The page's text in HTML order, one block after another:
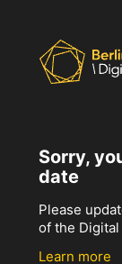
Sorry,
date
Please
of the
Learn more